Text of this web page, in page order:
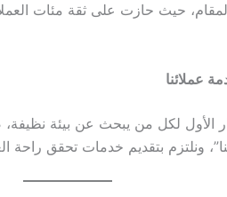
حيث حازت على ثقة مئات العملاء
عملائنا
الأول لكل من يبحث عن بيئة نظيفة،
ونلتزم بتقديم خدمات تحقق راحة